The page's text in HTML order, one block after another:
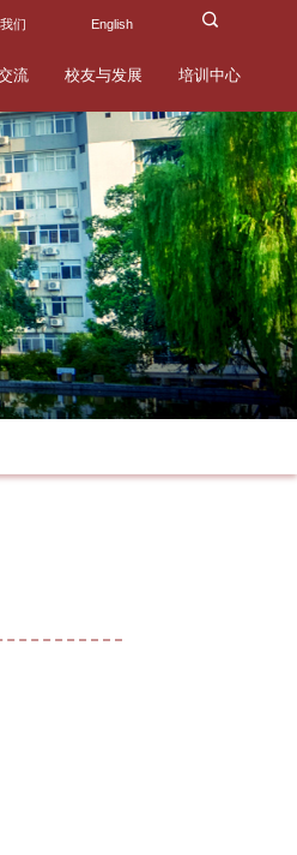
们 English
流 校友与发展 培训中心